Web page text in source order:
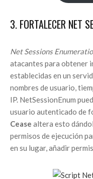
3. FORTALECER NET
Net Sessions
atacantes para obtener
establecidas en un
nombres de usuario,
IP. NetSessionEnum
usuario autenticado de
Cease altera esto
permisos de ejecución
en su lugar, añadir